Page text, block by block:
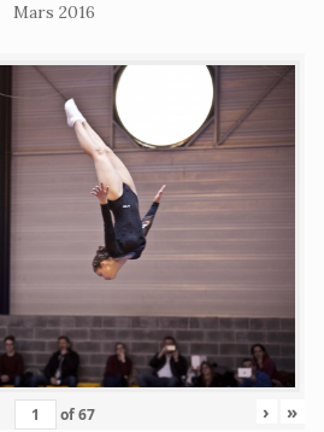
Mars 2016
of67 › »